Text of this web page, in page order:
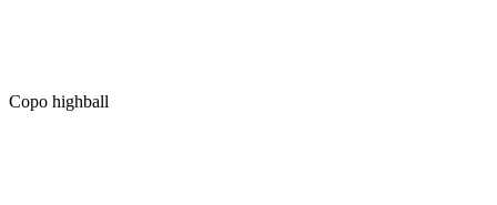
Copo highball